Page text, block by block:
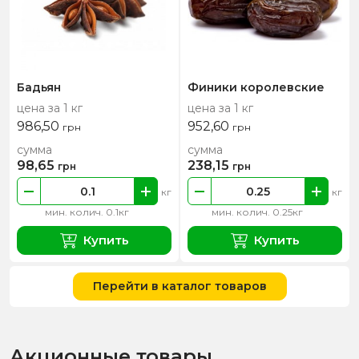
Бадьян
цена за 1 кг
986,50 грн
мин. колич. 0.1кг
кг
сумма
98,65 грн
Купить
Финики королевские
цена за 1 кг
952,60 грн
мин. колич. 0.25кг
кг
сумма
238,15 грн
Купить
Перейти в каталог товаров